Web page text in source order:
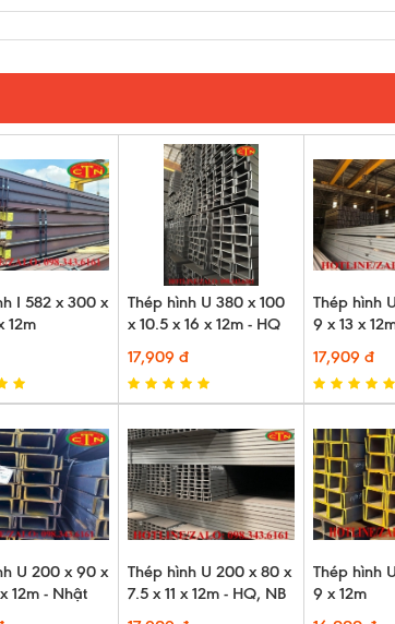
I 582 x 300 x
12m
Thép hình U 380 x 100
x 10.5 x 16 x 12m - HQ
17,909 đ
Thép hình
9 x 13 x
17,909 đ
U 200 x 90 x
12m - Nhật
Thép hình U 200 x 80 x
7.5 x 11 x 12m - HQ, NB
Thép hình
9 x 12m